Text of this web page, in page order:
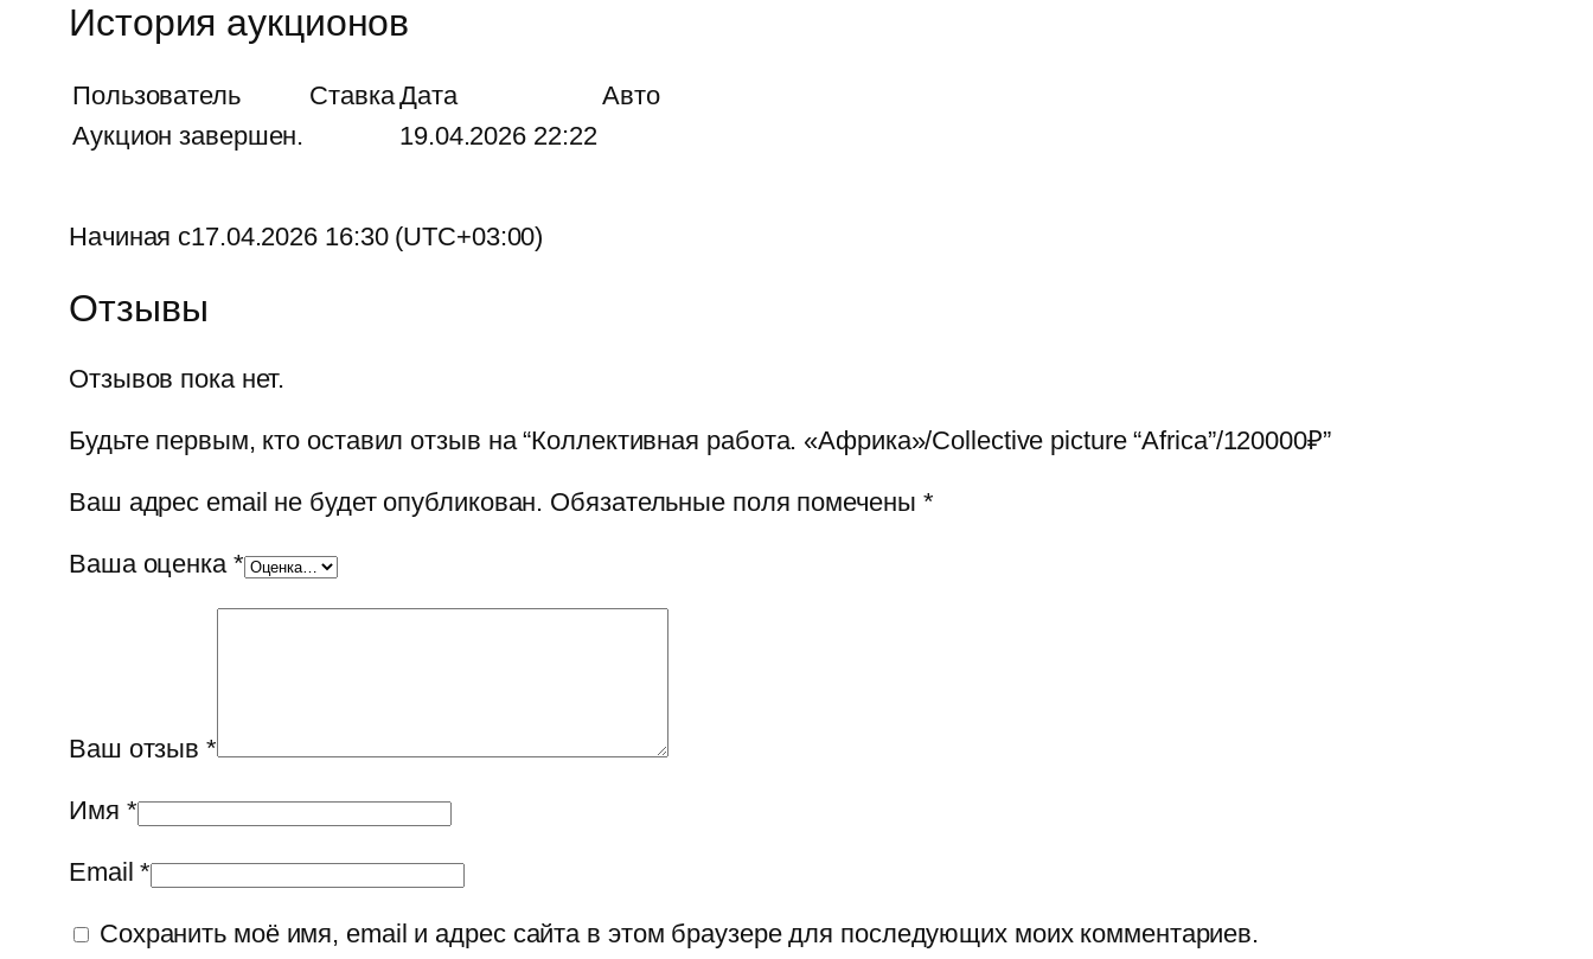
История аукционов
Пользователь СтавкаДата
Авто
Аукцион завершен.
19.04.2026 22:22
Начиная с17.04.2026 16:30 (UTC+03:00)
Отзывы
Отзывов пока нет.
Будьте первым, кто оставил отзыв на “Коллективная работа. «Африка»/Collective picture “Africa”/120000₽”
Ваш адрес email не будет опубликован. Обязательные поля помечены *
Ваша оценка *
Ваш отзыв*
Имя *
Email*
Сохранить моё имя, email и адрес сайта в этом браузере для последующих моих комментариев.